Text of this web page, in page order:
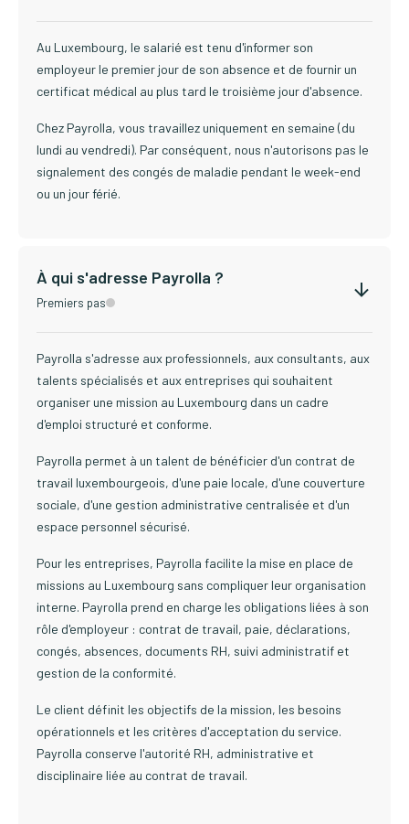
Au Luxembourg, le salarié est tenu d'informer son
employeur le premier jour de son absence et de fournir un
certificat médical au plus tard le troisième jour d'absence.
Chez Payrolla, vous travaillez uniquement en semaine (du
lundi au vendredi). Par conséquent, nous n'autorisons pas le
signalement des congés de maladie pendant le week-end
ou un jour férié.
À qui s'adresse Payrolla ?
Premiers pas
Payrolla s'adresse aux professionnels, aux consultants, aux
talents spécialisés et aux entreprises qui souhaitent
organiser une mission au Luxembourg dans un cadre
d'emploi structuré et conforme.
Payrolla permet à un talent de bénéficier d'un contrat de
travail luxembourgeois, d'une paie locale, d'une couverture
sociale, d'une gestion administrative centralisée et d'un
espace personnel sécurisé.
Pour les entreprises, Payrolla facilite la mise en place de
missions au Luxembourg sans compliquer leur organisation
interne. Payrolla prend en charge les obligations liées à son
rôle d'employeur : contrat de travail, paie, déclarations,
congés, absences, documents RH, suivi administratif et
gestion de la conformité.
Le client définit les objectifs de la mission, les besoins
opérationnels et les critères d'acceptation du service.
Payrolla conserve l'autorité RH, administrative et
disciplinaire liée au contrat de travail.